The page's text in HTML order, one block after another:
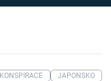
KONSPIRACE
JAPONSKO